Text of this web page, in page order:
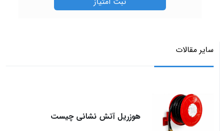
سایر مقالات
هوزریل آتش نشانی چیست